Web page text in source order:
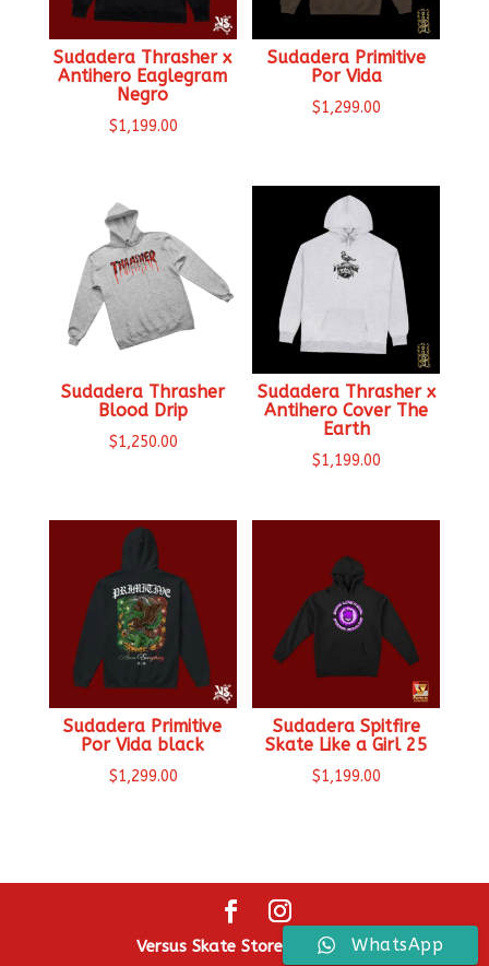
Sudadera Thrasher x
Antihero Eaglegram
Negro
$1,199.00
Sudadera Primitive
Por Vida
$1,299.00
Sudadera Thrasher
Blood Drip
$1,250.00
Sudadera Thrasher x
Antihero Cover The
Earth
$1,199.00
Sudadera Primitive
Por Vida black
$1,299.00
Sudadera Spitfire
Skate Like a Girl 25
$1,199.00
Versus Skate Store ® 2026.WhatsApp